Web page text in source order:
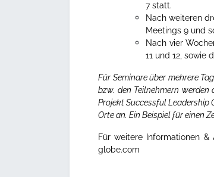
7 statt.
Nach weiteren
Meetings 9 und
Nach vier
11 und 12, sowie
Für Seminare über mehrere
bzw. den Teilnehmern
Projekt Successful Leadership
Orte an. Ein Beispiel für einen
Für weitere Informationen
globe.com